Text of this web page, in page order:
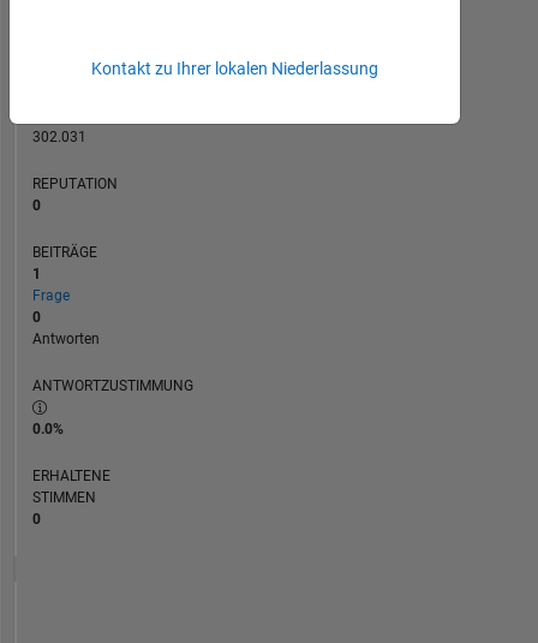
302.031
REPUTATION
0
BEITRÄGE
1
Frage
0
Antworten
ANTWORTZUSTIMMUNG
0.0%
ERHALTENE
STIMMEN
0
Kontakt zu Ihrer lokalen Niederlassung